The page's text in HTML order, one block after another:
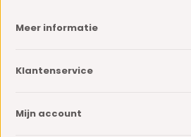
Meer informatie
Klantenservice
Mijn account